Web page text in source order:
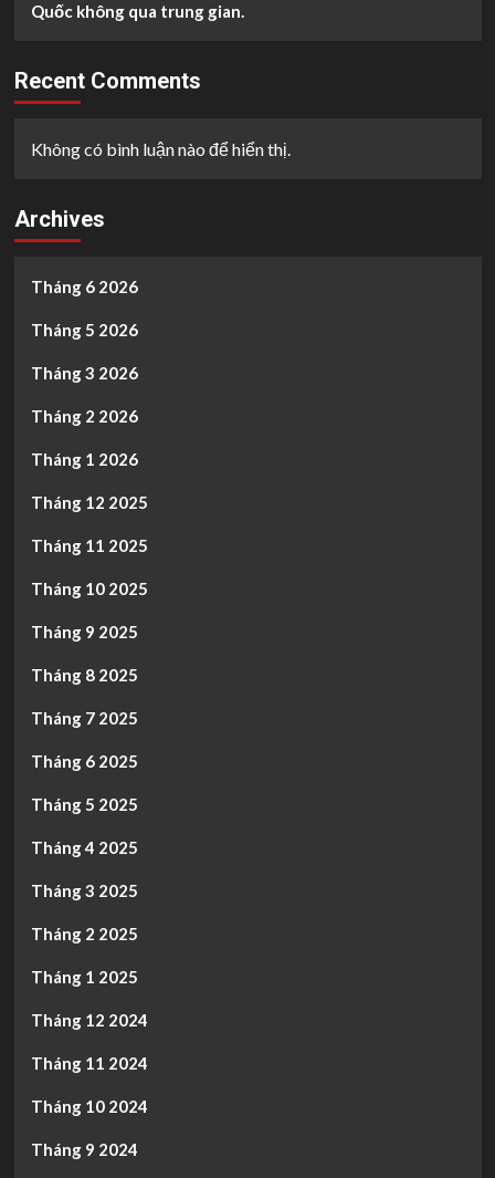
Quốc không qua trung gian.
Recent Comments
Không có bình luận nào để hiển thị.
Archives
Tháng 6 2026
Tháng 5 2026
Tháng 3 2026
Tháng 2 2026
Tháng 1 2026
Tháng 12 2025
Tháng 11 2025
Tháng 10 2025
Tháng 9 2025
Tháng 8 2025
Tháng 7 2025
Tháng 6 2025
Tháng 5 2025
Tháng 4 2025
Tháng 3 2025
Tháng 2 2025
Tháng 1 2025
Tháng 12 2024
Tháng 11 2024
Tháng 10 2024
Tháng 9 2024